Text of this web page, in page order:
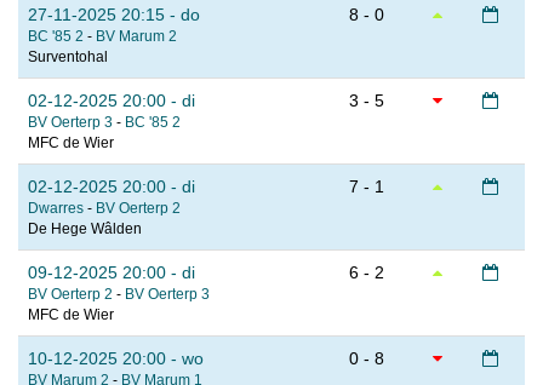
27-11-2025 20:15 - do
BC '85 2 - BV Marum 2
Surventohal
8 - 0
02-12-2025 20:00 - di
BV Oerterp 3 - BC '85 2
MFC de Wier
3 - 5
02-12-2025 20:00 - di
Dwarres - BV Oerterp 2
De Hege Wâlden
7 - 1
09-12-2025 20:00 - di
BV Oerterp 2 - BV Oerterp 3
MFC de Wier
6 - 2
10-12-2025 20:00 - wo
BV Marum 2 - BV Marum 1
0 - 8